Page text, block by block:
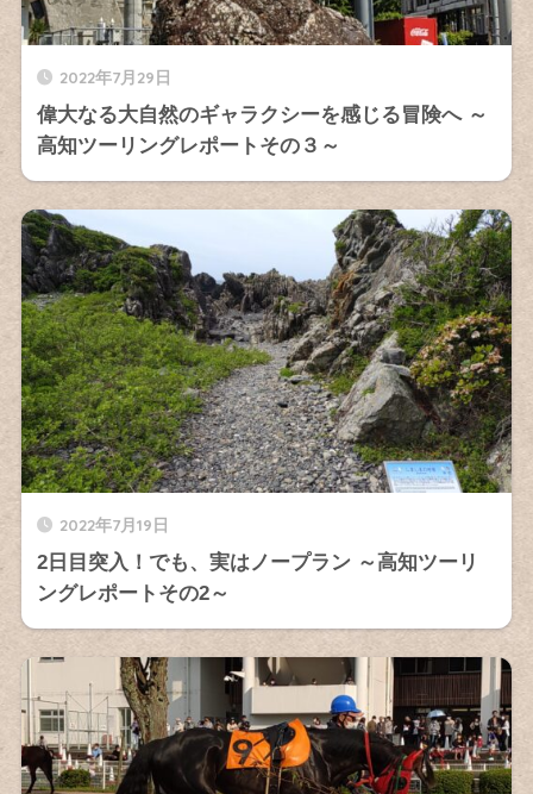
2022年7月29日
偉大なる大自然のギャラクシーを感じる冒険へ ～
高知ツーリングレポートその３～
2022年7月19日
2日目突入！でも、実はノープラン ～高知ツーリ
ングレポートその2～